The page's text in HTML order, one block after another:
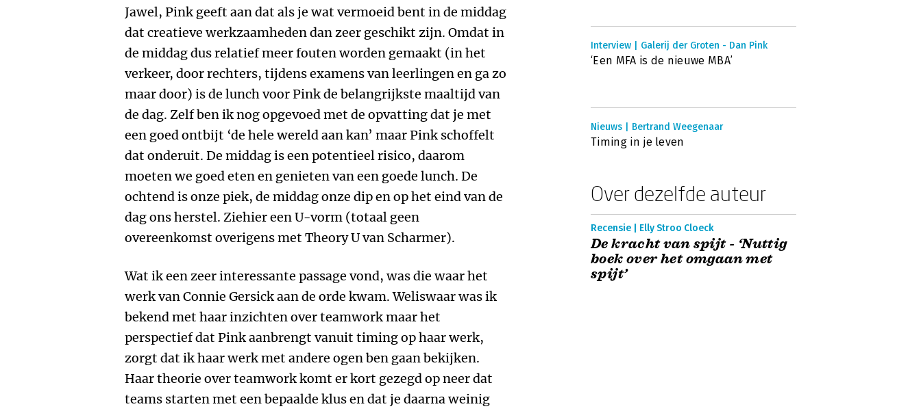
Jawel, Pink geeft aan dat als je wat vermoeid bent in de middag
dat creatieve werkzaamheden dan zeer geschikt zijn. Omdat in
de middag dus relatief meer fouten worden gemaakt (in het
verkeer, door rechters, tijdens examens van leerlingen en ga zo
maar door) is de lunch voor Pink de belangrijkste maaltijd van
de dag. Zelf ben ik nog opgevoed met de opvatting dat je met
een goed ontbijt ‘de hele wereld aan kan’ maar Pink schoffelt
dat onderuit. De middag is een potentieel risico, daarom
moeten we goed eten en genieten van een goede lunch. De
ochtend is onze piek, de middag onze dip en op het eind van de
dag ons herstel. Ziehier een U-vorm (totaal geen
overeenkomst overigens met Theory U van Scharmer).
Wat ik een zeer interessante passage vond, was die waar het
werk van Connie Gersick aan de orde kwam. Weliswaar was ik
bekend met haar inzichten over teamwork maar het
perspectief dat Pink aanbrengt vanuit timing op haar werk,
zorgt dat ik haar werk met andere ogen ben gaan bekijken.
Haar theorie over teamwork komt er kort gezegd op neer dat
teams starten met een bepaalde klus en dat je daarna weinig
Interview | Galerij der Groten - Dan Pink
‘Een MFA is de nieuwe MBA’
Nieuws | Bertrand Weegenaar
Timing in je leven
Over dezelfde auteur
Recensie | Elly Stroo Cloeck
De kracht van spijt - ‘Nuttig
boek over het omgaan met
spijt’